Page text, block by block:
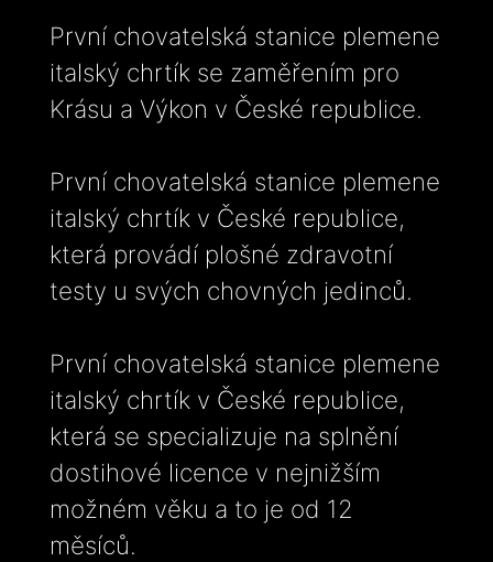
První chovatelská stanice plemene
italský chrtík se zaměřením pro
Krásu a Výkon v České republice.
První chovatelská stanice plemene
italský chrtík v České republice,
která provádí plošné zdravotní
testy u svých chovných jedinců.
První chovatelská stanice plemene
italský chrtík v České republice,
která se specializuje na splnění
dostihové licence v nejnižším
možném věku a to je od 12
měsíců.